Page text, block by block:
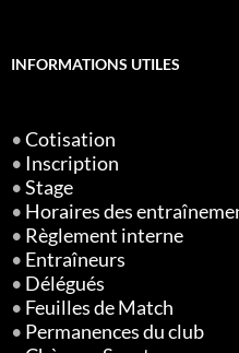
INFORMATIONS UTILES
•Cotisation
• Inscription
•Stage
• Horaires des
• Règlement interne
• Entraîneurs
• Délégués
• Feuilles de Match
• Permanences du club